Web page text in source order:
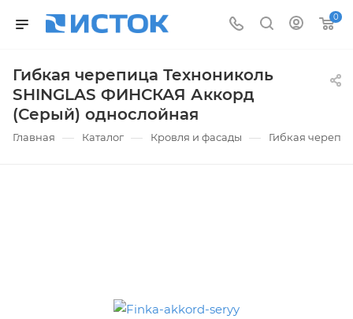
0
Гибкая черепица Технониколь
SHINGLAS ФИНСКАЯ Аккорд
(Серый) однослойная
Главная — Каталог — Кровля и фасады — Гибкая